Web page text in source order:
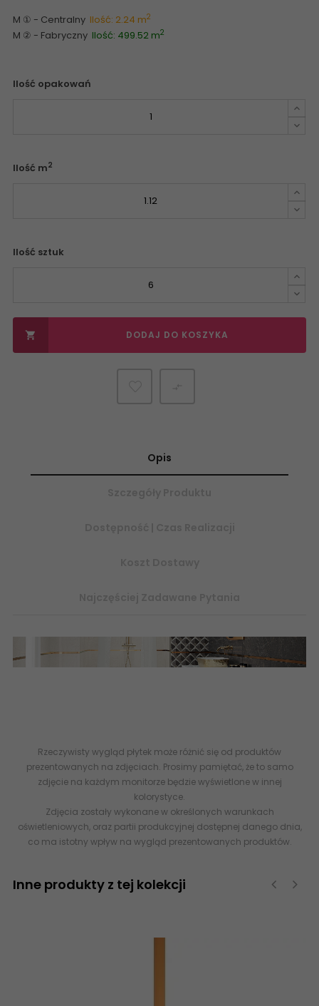
M ① - Centralny Ilość: 2.24 m2
M ② - Fabryczny Ilość: 499.52 m2
Ilość opakowań
Ilość m2
Ilość sztuk
 DODAJ DO KOSZYKA
Opis
Rzeczywisty wygląd płytek może różnić się od produktów
prezentowanych na zdjęciach. Prosimy pamiętać, że to samo
zdjęcie na każdym monitorze będzie wyświetlone w innej
kolorystyce.
Zdjęcia zostały wykonane w określonych warunkach
oświetleniowych, oraz partii produkcyjnej dostępnej danego dnia,
co ma istotny wpływ na wygląd prezentowanych produktów.
Inne produkty z tej kolekcji